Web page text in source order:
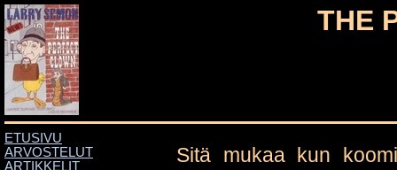
THE
ETUSIVU
ARVOSTELUT
ARTIKKELIT
Sitä mukaa kun